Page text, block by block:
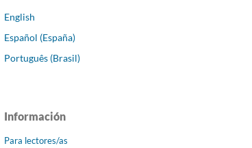
English
Español (España)
Português (Brasil)
Información
Para lectores/as